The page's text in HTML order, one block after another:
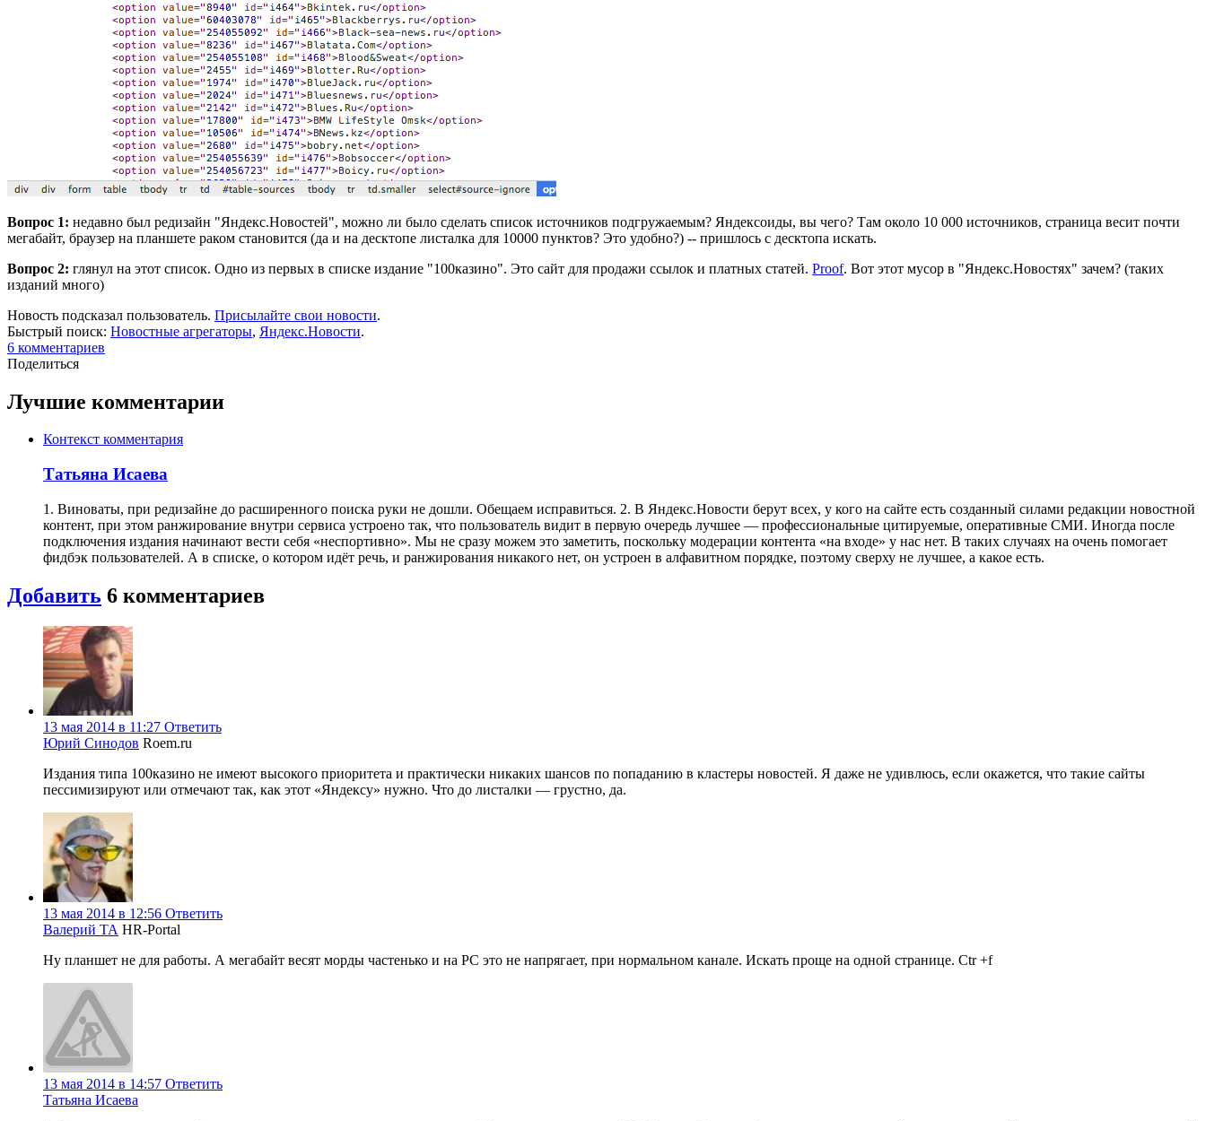
Вопрос 1: недавно был редизайн "Яндекс.Новостей", можно ли было сделать список источников подгружаемым? Яндексоиды, вы чего? Там около 10 000 источников, страница весит почти
мегабайт, браузер на планшете раком становится (да и на десктопе листалка для 10000 пунктов? Это удобно?) -- пришлось с десктопа искать.
Вопрос 2: глянул на этот список. Одно из первых в списке издание "100казино". Это сайт для продажи ссылок и платных статей. Proof. Вот этот мусор в "Яндекс.Новостях" зачем? (таких
изданий много)
Новость подсказал пользователь. Присылайте свои новости.
Быстрый поиск: Новостные агрегаторы, Яндекс.Новости.
6 комментариев
Поделиться
Лучшие комментарии
Контекст комментария
Татьяна Исаева
1. Виноваты, при редизайне до расширенного поиска руки не дошли. Обещаем исправиться. 2. В Яндекс.Новости берут всех, у кого на сайте есть созданный силами редакции новостной
контент, при этом ранжирование внутри сервиса устроено так, что пользователь видит в первую очередь лучшее — профессиональные цитируемые, оперативные СМИ. Иногда после
подключения издания начинают вести себя «неспортивно». Мы не сразу можем это заметить, поскольку модерации контента «на входе» у нас нет. В таких случаях на очень помогает
фидбэк пользователей. А в списке, о котором идёт речь, и ранжирования никакого нет, он устроен в алфавитном порядке, поэтому сверху не лучшее, а какое есть.
Добавить 6 комментариев
13 мая 2014 в 11:27 Ответить
Юрий Синодов Roem.ru
Издания типа 100казино не имеют высокого приоритета и практически никаких шансов по попаданию в кластеры новостей. Я даже не удивлюсь, если окажется, что такие сайты
пессимизируют или отмечают так, как этот «Яндексу» нужно. Что до листалки — грустно, да.
13 мая 2014 в 12:56 Ответить
Валерий ТА HR-Portal
Ну планшет не для работы. А мегабайт весят морды частенько и на PC это не напрягает, при нормальном канале. Искать проще на одной странице. Ctr +f
13 мая 2014 в 14:57 Ответить
Татьяна Исаева